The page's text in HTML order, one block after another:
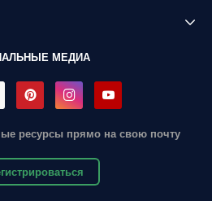
МЕДИА
ресурсы прямо на свою почту